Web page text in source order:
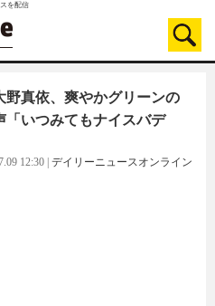
を配信
野真依、爽やかグリーンの
「いつみてもナイスバデ
12:30 デイリーニュースオンライン